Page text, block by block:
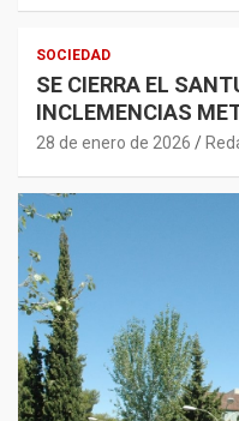
SOCIEDAD
SE CIERRA EL
INCLEMENCIAS
28 de enero de 2026